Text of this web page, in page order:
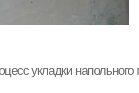
укладки напольного